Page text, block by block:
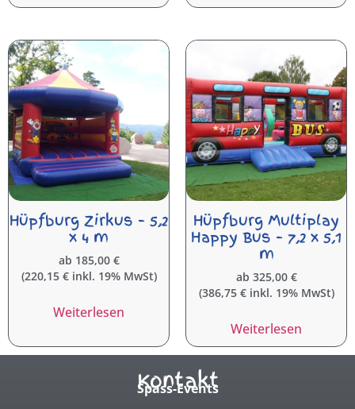
Hüpfburg Zirkus – 5,2
x 4 m
ab 185,00 €
(220,15 €inkl. 19% MwSt)
Weiterlesen
Hüpfburg Multiplay
Happy Bus – 7,2 x 5,1
m
ab 325,00 €
(386,75 €inkl. 19% MwSt)
Weiterlesen
Kontakt
Spass-Events